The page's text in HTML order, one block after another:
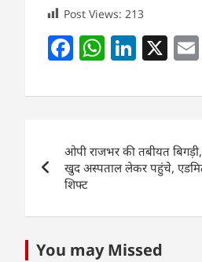
Post Views: 213
F
c
b
o
o
k
W
at
A
p
Li
k
dI
n
X
navigation
ओपी राजभर की तबीयत बिगड़ी,
खुद अस्पताल लेकर पहुंचे, एडमिट
शिफ्ट
You may Missed